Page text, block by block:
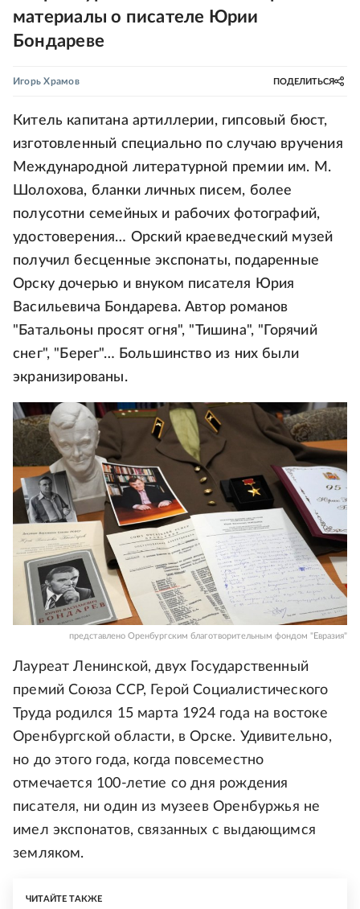
материалы о писателе Юрии
Бондареве
Игорь Храмов ПОДЕЛИТЬСЯ
Китель капитана артиллерии, гипсовый бюст,
изготовленный специально по случаю вручения
Международной литературной премии им. М.
Шолохова, бланки личных писем, более
полусотни семейных и рабочих фотографий,
удостоверения… Орский краеведческий музей
получил бесценные экспонаты, подаренные
Орску дочерью и внуком писателя Юрия
Васильевича Бондарева. Автор романов
"Батальоны просят огня", "Тишина", "Горячий
снег", "Берег"… Большинство из них были
экранизированы.
представлено Оренбургским благотворительным фондом "Евразия"
Лауреат Ленинской, двух Государственный
премий Союза ССР, Герой Социалистического
Труда родился 15 марта 1924 года на востоке
Оренбургской области, в Орске. Удивительно,
но до этого года, когда повсеместно
отмечается 100-летие со дня рождения
писателя, ни один из музеев Оренбуржья не
имел экспонатов, связанных с выдающимся
земляком.
ЧИТАЙТЕ ТАКЖЕ